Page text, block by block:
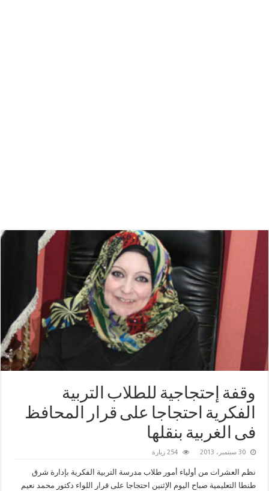
وقفة إحتجاجية للطلاب التربية
الفكرية احتجاجا على قرار المحافظ
فى الغربية بنقلها
30 سبتمبر، 2013 254 زيارة
نظم العشرات من أولياء أمور طلاب مدرسة التربية الفكرية بإدارة شرق
طنطا التعليمية صباح اليوم الإثنين احتجاجا على قرار اللواء دكتور محمد نعيم